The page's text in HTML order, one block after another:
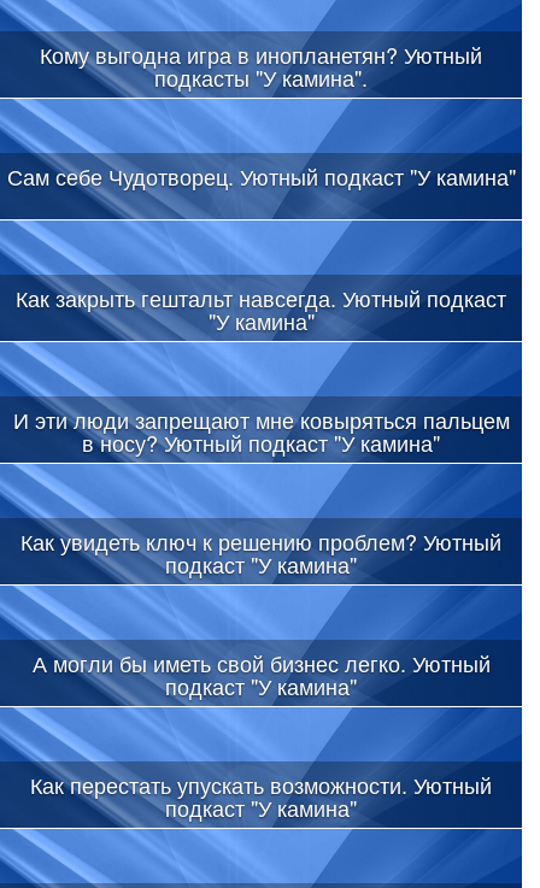
Кому выгодна игра в инопланетян? Уютный
подкасты "У камина".
Сам себе Чудотворец. Уютный подкаст "У камина"
Как закрыть гештальт навсегда. Уютный подкаст
"У камина"
И эти люди запрещают мне ковыряться пальцем
в носу? Уютный подкаст "У камина"
Как увидеть ключ к решению проблем? Уютный
подкаст "У камина"
А могли бы иметь свой бизнес легко. Уютный
подкаст "У камина"
Как перестать упускать возможности. Уютный
подкаст "У камина"